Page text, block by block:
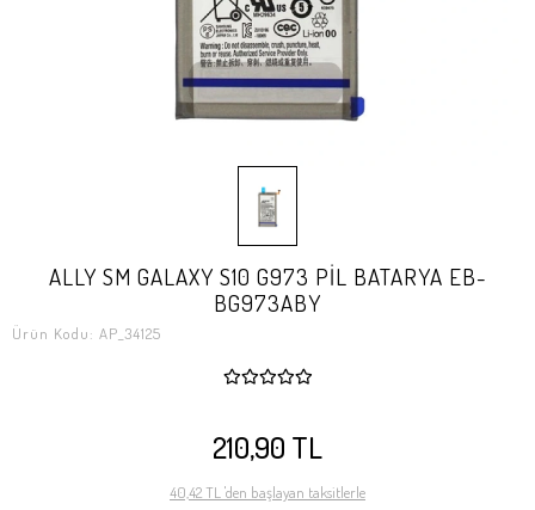
ALLY SM GALAXY S10 G973 PİL BATARYA EB-
BG973ABY
Ürün Kodu: AP_34125
210,90 TL
40,42 TL 'den başlayan taksitlerle